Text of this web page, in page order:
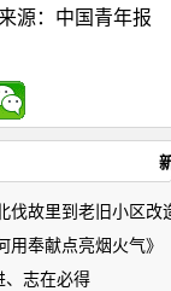
源：中国青年报
伐故里到老旧小区改
用奉献点亮烟火气》
、志在必得